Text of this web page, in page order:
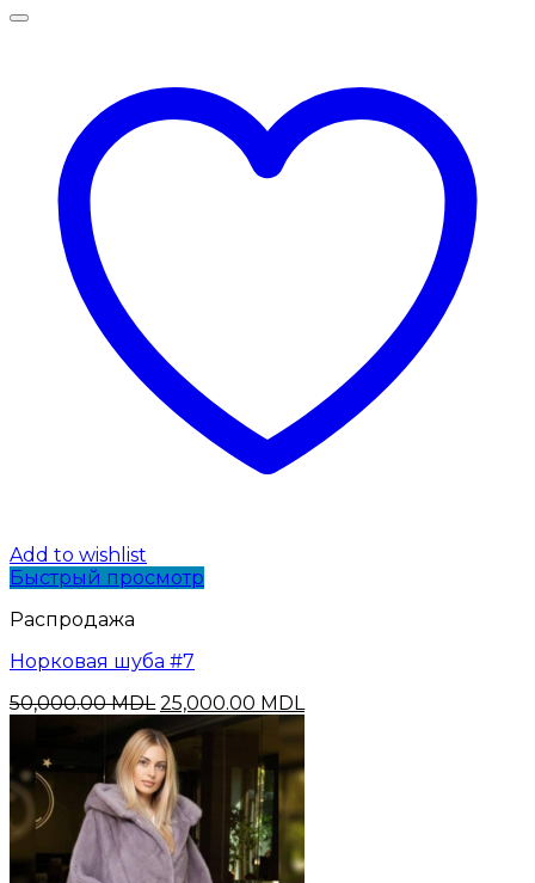
Add to wishlist
Быстрый просмотр
Распродажа
Норковая шуба #7
50,000.00MDL Первоначальная
составляла
50,000.00 MDL.
25,000.00 MDL